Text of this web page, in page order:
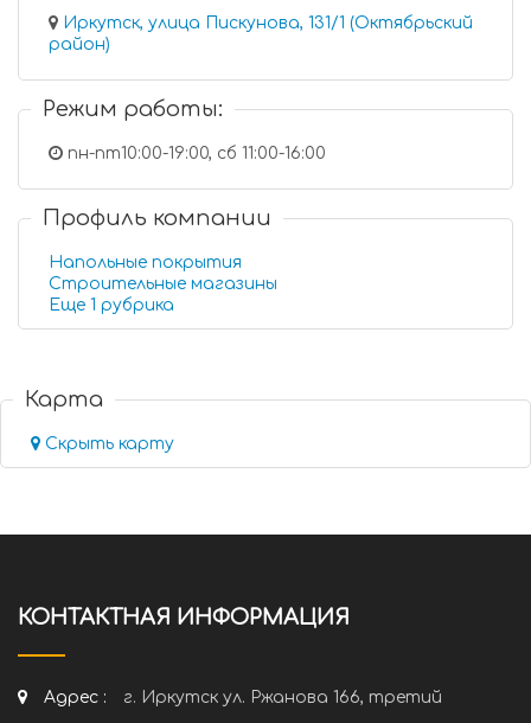
Иркутск, улица Пискунова, 131/1 (Октябрьский
район)
Режим работы:
пн-пт10:00-19:00, сб 11:00-16:00
Профиль компании
Напольные покрытия
Строительные магазины
Еще 1 рубрика
Карта
Скрыть карту
КОНТАКТНАЯ ИНФОРМАЦИЯ
Адрес :
г. Иркутск ул. Ржанова 166, третий